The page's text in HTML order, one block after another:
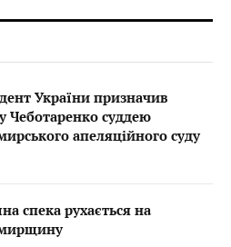
України призначив
Чеботаренко суддею
апеляційного суду
спека рухається на